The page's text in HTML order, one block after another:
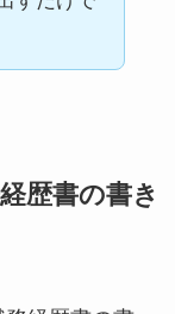
歴書の書き